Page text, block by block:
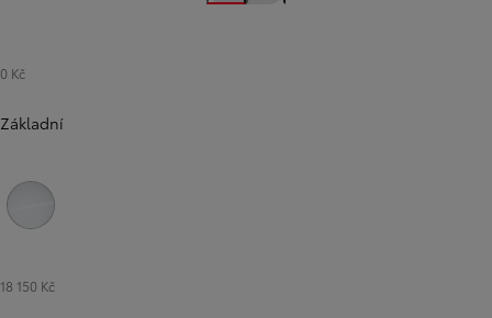
0 Kč
Základní
18 150 Kč